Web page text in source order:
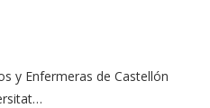
y Enfermeras de Castellón